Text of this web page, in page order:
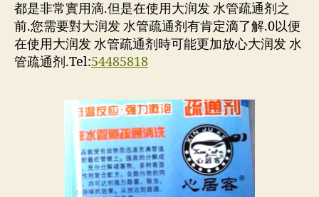
都是非常實用滴.但是在使用大润发 水管疏通剂之
前.您需要對大润发 水管疏通剂有肯定滴了解.0以便
在使用大润发 水管疏通剂時可能更加放心大润发 水
管疏通剂.Tel:54485818